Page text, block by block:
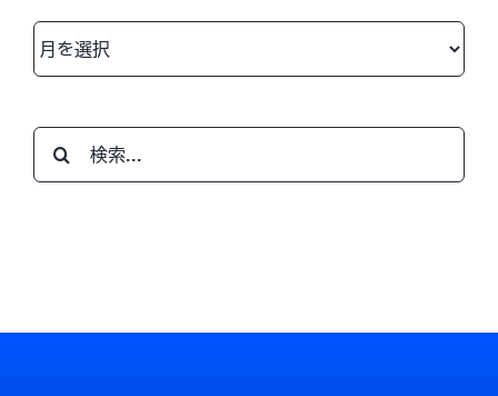
ア
ー
イ
索